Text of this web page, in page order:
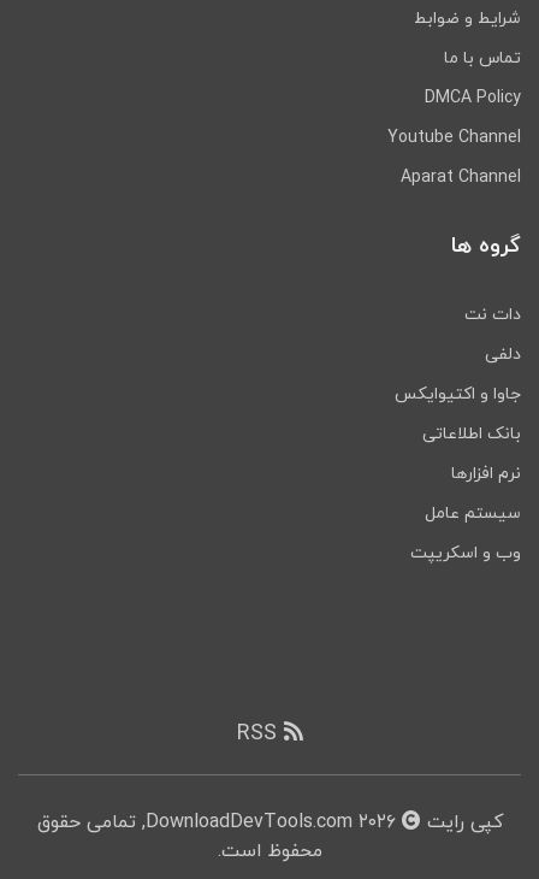
شرایط و ضوابط
تماس با ما
DMCA Policy
Youtube Channel
Aparat Channel
گروه ها
دات نت
دلفی
جاوا و اکتیوایکس
بانک اطلاعاتی
نرم افزارها
سیستم عامل
وب و اسکریپت
کپی رایت
۲۰۲۶ DownloadDevTools.com, تمامی حقوق
محفوظ است.